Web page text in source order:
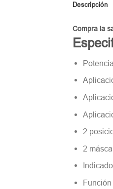
Descripción
Compra la
2
2
Función